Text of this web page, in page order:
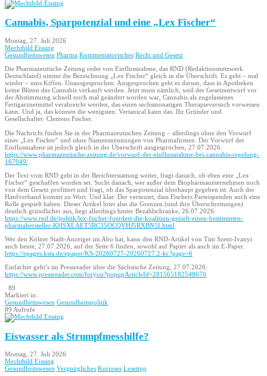
Cannabis, Sparpotenzial und eine „Lex Fischer“
Montag, 27. Juli 2026
Mechthild Eissing
Gesundheitswesen Pharma Kommentatorisches Recht und Gesetz
Die Pharmazeutische Zeitung redet von Einflussnahme, das RND (Redaktionsnetzwerk
Deutschland) nimmt die Bezeichnung „Lex Fischer“ gleich in die Überschrift. Es geht – mal
wieder – ums Kiffen. Unausgesprochen. Ausgesprochen geht es darum, dass in Apotheken
keine Blüten des Cannabis verkauft werden. Jetzt muss nämlich, weil der Gesetzentwurf vor
der Abstimmung schnell noch mal geändert worden war, Cannabis als zugelassenes
Fertigarzneimittel verabreicht werden, das einen sechsmonatigen Therapieversuch vorweisen
kann. Und ja, das können die wenigsten. Vertanical kann das. Ihr Gründer und
Gesellschafter: Clemens Fischer.
Die Nachricht finden Sie in der Pharmazeutischen Zeitung – allerdings ohne den Vorwurf
einer „Lex Fischer“ und ohne Namensnennungen von Pharmafirmen. Der Vorwurf der
Einflussnahme ist jedoch gleich in der Überschrift ausgesprochen, 27.07.2026.
https://www.pharmazeutische-zeitung.de/vorwurf-der-einflussnahme-bei-cannabis-regelung-
167049/
Der Text vom RND geht in der Berichterstattung weiter, fragt danach, ob eben eine „Lex
Fischer“ geschaffen worden sei. Sucht danach, wer außer dem Biopharmaunternehmen noch
von dem Gesetz profitiert und fragt, ob das Sparpotenzial überhaupt gegeben ist. Auch der
Hanfverband kommt zu Wort. Und klar: Der vermutet, dass Fischers Parteispenden auch eine
Rolle gespielt haben. Dieser Artikel lotet also die Grenzen (und ihre Überschreitungen)
deutlich gründlicher aus, liegt allerdings hinter Bezahlschranke, 26.07.2026:
https://www.rnd.de/politik/lex-fischer-foerdert-die-koalition-gezielt-einen-bestimmten-
pharmahersteller-KHSXLAET5RC35OCQVHJ5RXBN5I.html
Wer den Kölner Stadt-Anzeiger im Abo hat, kann den RND-Artikel von Tim Szent-Ivanyi
auch heute, 27.07.2026, auf der Seite 6 finden, sowohl auf Papier als auch im E-Paper.
https://epages.ksta.de/epaper/KS-20260727-20260727.2-kc?page=6
Einfacher geht’s im Pressreader über die Sächsische Zeitung, 27.07.2026:
https://www.pressreader.com/foryou?popupArticleId=281565182548670
89
Markiert in:
Gesundheitswesen Gesundheitspolitik
89 Aufrufe
Eiswasser als Strumpfmesshilfe?
Montag, 27. Juli 2026
Mechthild Eissing
Gesundheitswesen Vergnügliches Kurioses Lesetipp